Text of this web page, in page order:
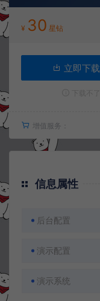
¥ 30 星钻
立即下载
增值服务：
信息属性
后台配置
演示配置
演示系统